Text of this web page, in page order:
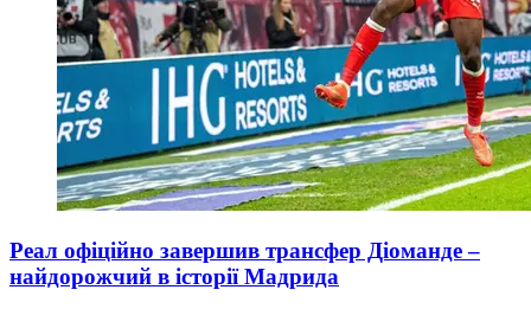
Реал офіційно завершив трансфер Діоманде –
найдорожчий в історії Мадрида